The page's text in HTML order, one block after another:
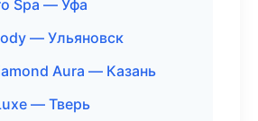
Spa — Уфа
— Ульяновск
Aura — Казань
— Тверь